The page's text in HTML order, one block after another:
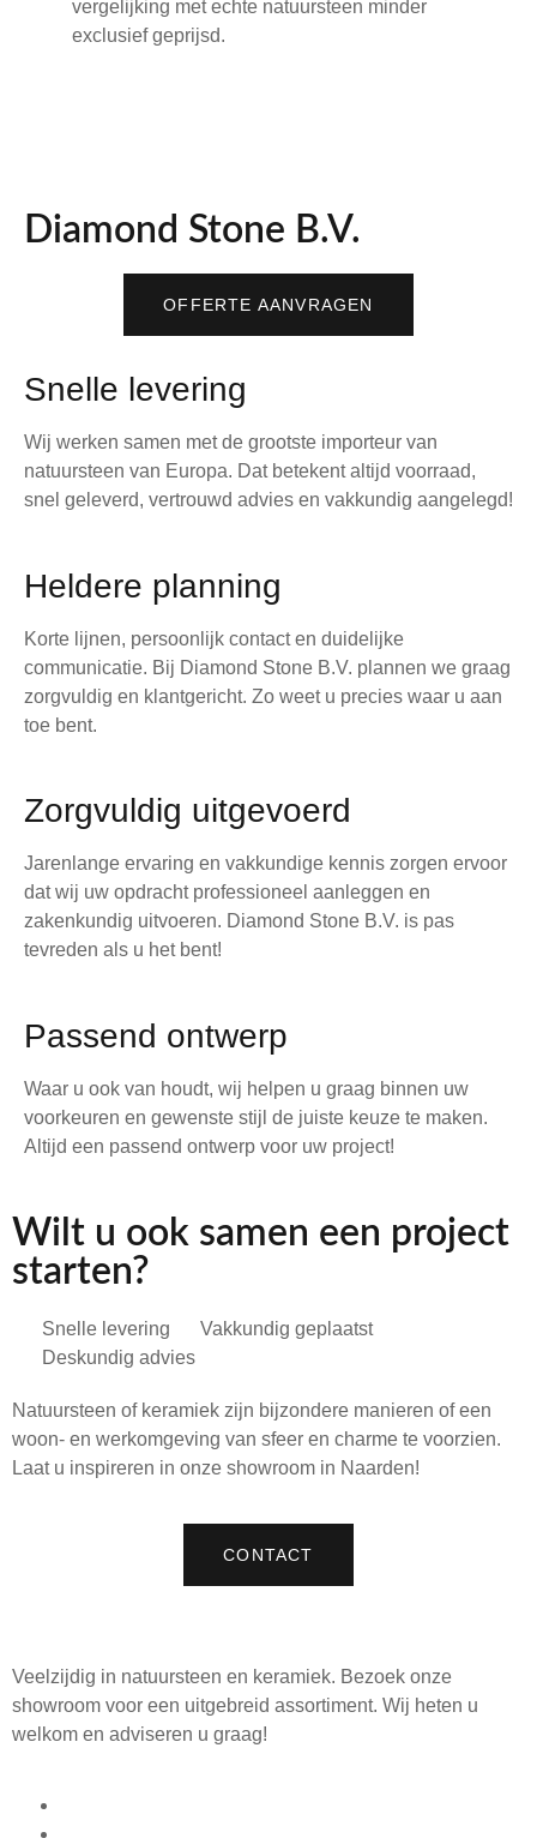
vergelijking met echte natuursteen minder
exclusief geprijsd.
Diamond Stone B.V.
OFFERTE AANVRAGEN
Snelle levering
Wij werken samen met de grootste importeur van
natuursteen van Europa. Dat betekent altijd voorraad,
snel geleverd, vertrouwd advies en vakkundig aangelegd!
Heldere planning
Korte lijnen, persoonlijk contact en duidelijke
communicatie. Bij Diamond Stone B.V. plannen we graag
zorgvuldig en klantgericht. Zo weet u precies waar u aan
toe bent.
Zorgvuldig uitgevoerd
Jarenlange ervaring en vakkundige kennis zorgen ervoor
dat wij uw opdracht professioneel aanleggen en
zakenkundig uitvoeren. Diamond Stone B.V. is pas
tevreden als u het bent!
Passend ontwerp
Waar u ook van houdt, wij helpen u graag binnen uw
voorkeuren en gewenste stijl de juiste keuze te maken.
Altijd een passend ontwerp voor uw project!
Wilt u ook samen een project
starten?
Snelle levering
Vakkundig geplaatst
Deskundig advies
Natuursteen of keramiek zijn bijzondere manieren of een
woon- en werkomgeving van sfeer en charme te voorzien.
Laat u inspireren in onze showroom in Naarden!
CONTACT
Veelzijdig in natuursteen en keramiek. Bezoek onze
showroom voor een uitgebreid assortiment. Wij heten u
welkom en adviseren u graag!